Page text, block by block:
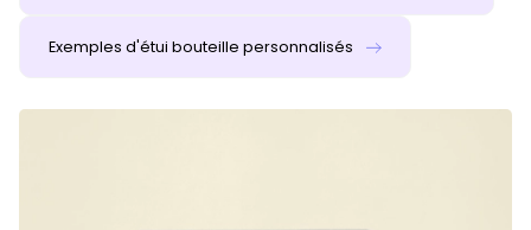
Exemples d'étui bouteille personnalisés